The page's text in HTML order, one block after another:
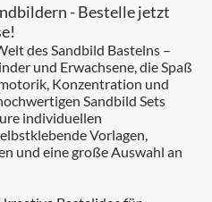
- Bestelle jetzt
des Sandbild Bastelns –
und Erwachsene, die Spaß
Konzentration und
Sandbild Sets
individuellen
Vorlagen,
und eine große Auswahl an